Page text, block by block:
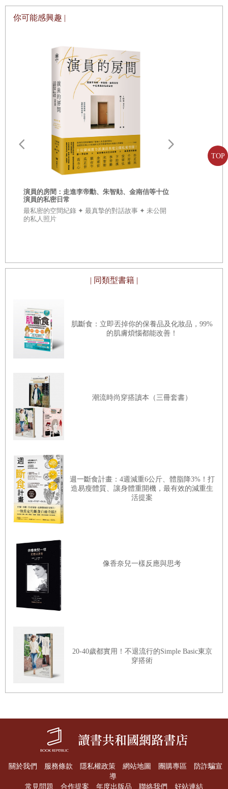
TOP
敏（《初戀築夢101》）」以及深陷於瘋狂戰事中難以自拔
的「一榮（《高地戰》）」，這兩者的形象簡直就是天壤之
別；為了信念不惜熱血奮戰的歷史人物「朴烈（《朴烈：逆
權年代》）」以及感覺真的會在區公所碰到的超平凡人物
「朴民載（《花漾奶奶秀英文》）」之間的隔閡，一下子軟
弱、一下子惡毒、一下子敏感、一下子純樸、一下子又變得
如此討人喜歡…讓人絲毫不會感到衝突地自由穿梭於各個角
色之間的李帝勳成了大眾想要長時間觀察，讓人感到好奇的
的電影《狩獵的時間》即將面世，這次不知道他又會如何使
用他的臉部肌肉來呈現這個人物，為了得到一些蛛絲馬跡的
第一幕
101》回憶的地點。
請問你多久沒來貞陵了呢？
妳問我哪裡是我獨有的空間時我苦惱了很久，因為跟家人一
起住的關係，邀請妳去我家好像也不太恰當…後來剛好想到
《初戀築夢101》這部作品，就想說一起來貞陵邊走邊聊應
該很不錯。
當「瑞英（秀智飾）」闖進「承敏（李帝勳飾）」相機的觀
景窗時，大概是在這附近的哪裡？
哈哈，應該是「承敏」自己想那麼相信的吧，相信她跑進了
自己的鏡頭裡。
當時在電影上映後，有很多年輕人紛紛表示「要是也有人跑
進我鏡頭裡的話…」，聽說有很多人都有過這種想像
（笑），話說回來，即將公開的《狩獵的時間》，裡面是在
描述近代未來的面貌吧？那你覺得貞陵在不久的未來後會變
成什麼樣子呢？
壞。
你在《狩獵的時間》中飾演的「俊錫」是整起事件的設計
者，那現實生活中的李帝勳是個怎麼樣的人呢？是行動派還
應該是懷抱著理想的行動派，因為光是擁有夢想而不去實踐
的話，夢想是不會實現的，但如果妳今天是問我究竟是感性
你可能感興趣 |
演員的房間：走進李帝勳、朱智勛、金南佶等十位
演員的私密日常
最私密的空間紀錄 ✦ 最真摯的對話故事 ✦ 未公開
的私人照片
| 同類型書籍 |
肌斷食：立即丟掉你的保養品及化妝品，99%
的肌膚煩惱都能改善！
潮流時尚穿搭讀本（三冊套書）
週一斷食計畫：4週減重6公斤、體脂降3%！打
造易瘦體質、讓身體重開機，最有效的減重生
活提案
像香奈兒一樣反應與思考
20-40歲都實用！不退流行的Simple Basic東京
穿搭術
關於我們 服務條款 隱私權政策 網站地圖 團購專區
防詐騙宣
導
常見問題
合作提案 年度出版品 聯絡我們 好站連結